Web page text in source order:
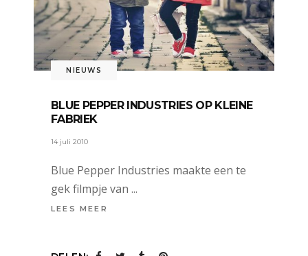
NIEUWS
BLUE PEPPER INDUSTRIES OP KLEINE
FABRIEK
14 juli 2010
Blue Pepper Industries maakte een te
gek filmpje van
LEES MEER